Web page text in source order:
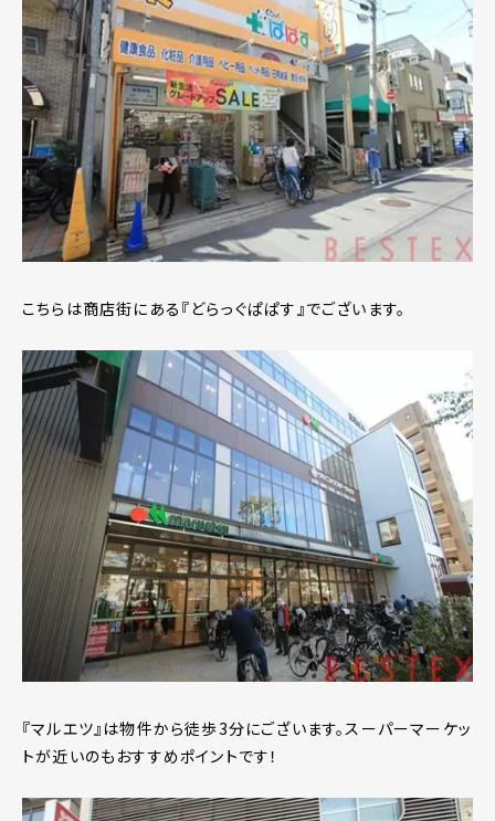
こちらは商店街にある『どらっぐぱぱす』でございます。
『マルエツ』は物件から徒歩3分にございます。スーパーマーケッ
トが近いのもおすすめポイントです！